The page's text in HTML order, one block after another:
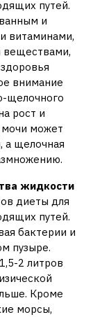
путей.
и
витаминами,
веществами,
внимание
щелочного
рост и
мочи может
а щелочная
жидкости
диеты для
путей.
бактерии и
пузыре.
2 литров
Кроме
морсы,